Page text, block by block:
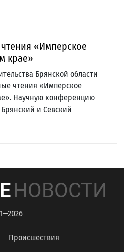
«Имперское
крае»
Брянской области
чтения «Имперское
Научную конференцию
и Севский
НОВОСТИ
Происшествия